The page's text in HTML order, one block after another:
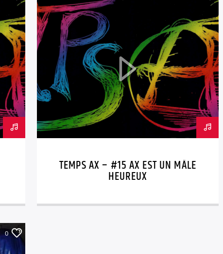
TEMPS AX – #15 AX EST UN MÂLE
HEUREUX
0